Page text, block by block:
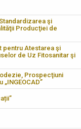
şi
Producţiei de
pentru Atestarea şi
de Uz Fitosanitar şi
Prospecţiuni